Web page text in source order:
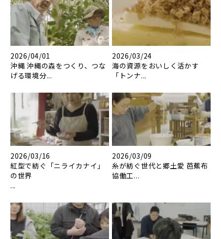
2026/04/01
沖縄 沖縄の森をつくり、つな
げる環境分...
2026/03/24
海の資源をおいしく活かす
「トンナ...
2026/03/16
紅型で紡ぐ「ニライカナイ」
の世界
...
2026/03/09
糸が紡ぐ世代と郷土愛 芭蕉布
協働工...